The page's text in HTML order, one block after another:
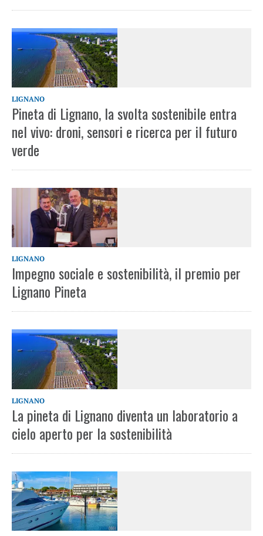
LIGNANO
Pineta di Lignano, la svolta sostenibile entra
nel vivo: droni, sensori e ricerca per il futuro
verde
LIGNANO
Impegno sociale e sostenibilità, il premio per
Lignano Pineta
LIGNANO
La pineta di Lignano diventa un laboratorio a
cielo aperto per la sostenibilità